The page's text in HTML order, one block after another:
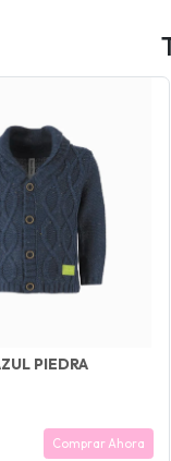
PIEDRA
Comprar Ahora